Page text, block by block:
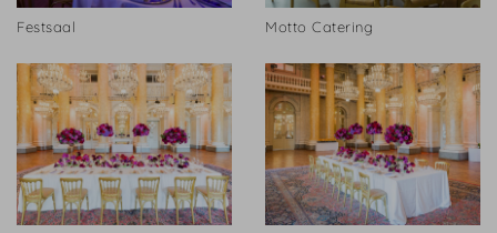
Festsaal Motto Catering